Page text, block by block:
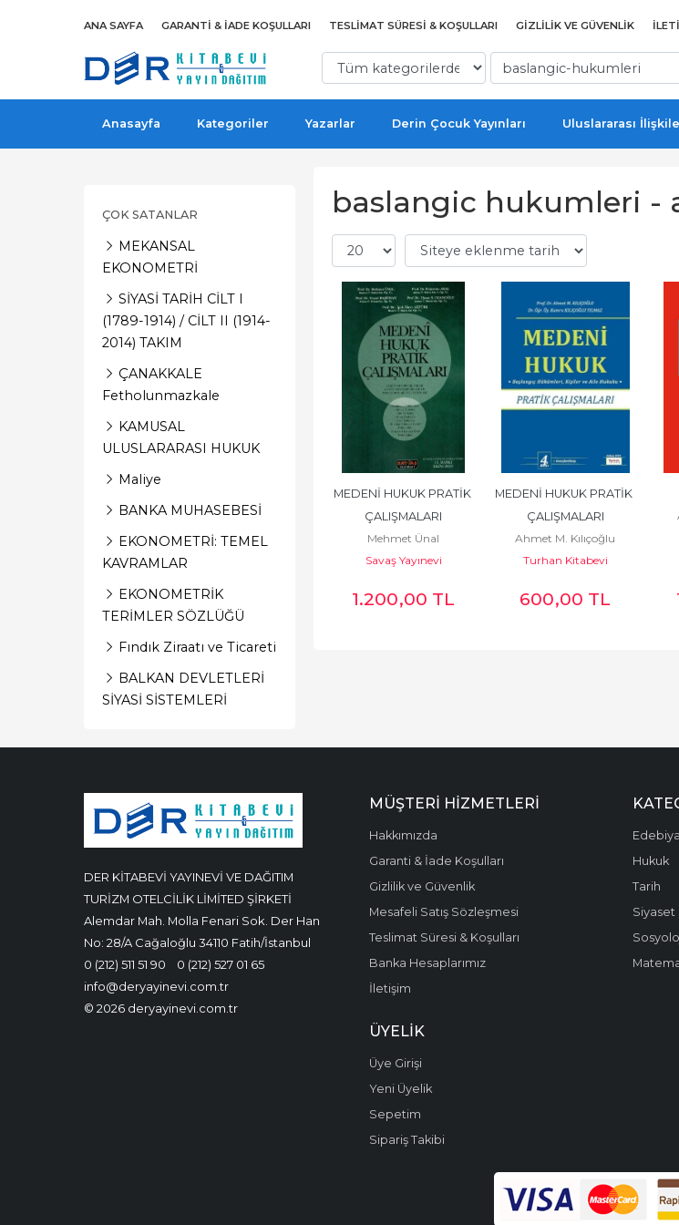
ANA SAYFA GARANTI & İADE KOŞULLARI TESLIMAT SÜRESI & KOŞULLARI GIZLILIK VE GÜVENLIK
Anasayfa Kategoriler Yazarlar Derin Çocuk Yayınları Uluslararası
ÇOK SATANLAR
MEKANSAL
EKONOMETRİ
SİYASİ TARİH CİLT I
(1789-1914) / CİLT II (1914-
2014) TAKIM
ÇANAKKALE
Fetholunmazkale
KAMUSAL
ULUSLARARASI HUKUK
Maliye
BANKA MUHASEBESİ
EKONOMETRİ: TEMEL
KAVRAMLAR
EKONOMETRİK
TERİMLER SÖZLÜĞÜ
Fındık Ziraatı ve Ticareti
BALKAN DEVLETLERİ
SİYASİ SİSTEMLERİ
baslangic hukumleri -
MEDENİ HUKUK PRATİK
ÇALIŞMALARI
Mehmet Ünal
Savaş Yayınevi
1.200,00 TL
MEDENİ HUKUK PRATİK
ÇALIŞMALARI
Ahmet M. Kılıçoğlu
Turhan Kitabevi
600,00 TL
DER KİTABEVİ YAYINEVİ VE DAĞITIM
TURİZM OTELCİLİK LİMİTED ŞİRKETİ
Alemdar Mah. Molla Fenari Sok. Der Han
No: 28/A Cağaloğlu 34110 Fatih/İstanbul
0 (212) 511 51 90
0 (212) 527 01 65
info@deryayinevi.com.tr
© 2026 deryayinevi.com.tr
MÜŞTERI HIZMETLERI
Hakkımızda
Garanti & İade Koşulları
Gizlilik ve Güvenlik
Mesafeli Satış Sözleşmesi
Teslimat Süresi & Koşulları
Banka Hesaplarımız
İletişim
Hukuk
Tarih
Siyaset
ÜYELIK
Üye Girişi
Yeni Üyelik
Sepetim
Sipariş Takibi